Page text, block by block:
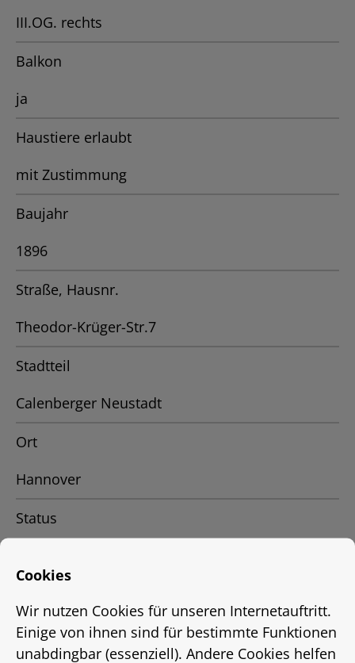
III.OG. rechts
Balkon
ja
Haustiere erlaubt
mit Zustimmung
Baujahr
1896
Straße, Hausnr.
Theodor-Krüger-Str.7
Stadtteil
Calenberger Neustadt
Ort
Hannover
Status
EnEV 2009
Cookies
Wir nutzen Cookies für unseren Internetauftritt.
Einige von ihnen sind für bestimmte Funktionen
unabdingbar (essenziell). Andere Cookies helfen